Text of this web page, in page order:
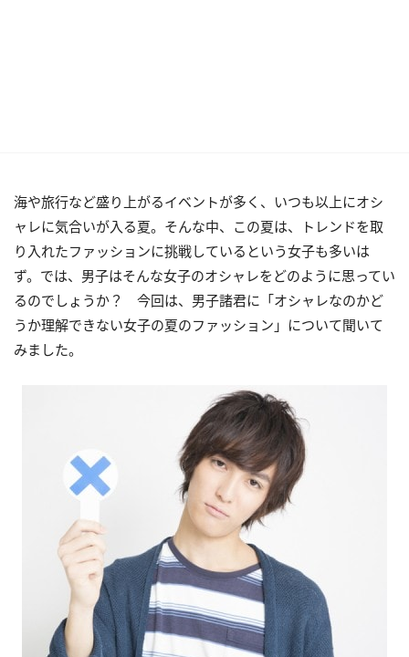
海や旅行など盛り上がるイベントが多く、いつも以上にオシ
ャレに気合いが入る夏。そんな中、この夏は、トレンドを取
り入れたファッションに挑戦しているという女子も多いは
ず。では、男子はそんな女子のオシャレをどのように思ってい
るのでしょうか？ 今回は、男子諸君に「オシャレなのかど
うか理解できない女子の夏のファッション」について聞いて
みました。